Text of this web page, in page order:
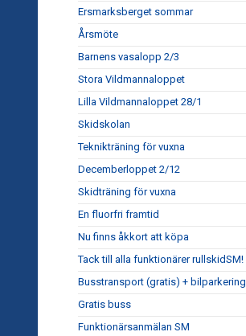
Ersmarksberget sommar
Årsmöte
Barnens vasalopp 2/3
Stora Vildmannaloppet
Lilla Vildmannaloppet 28/1
Skidskolan
Teknikträning för vuxna
Decemberloppet 2/12
Skidträning för vuxna
En fluorfri framtid
Nu finns åkkort att köpa
Tack till alla funktionärer rullskidSM!
Busstransport (gratis) + bilparkering
Gratis buss
Funktionärsanmälan SM